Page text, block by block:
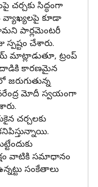
చర్చకు సిద్ధంగా
కూడా
పార్లమెంటరీ
చేశారు.
మాట్లాడుతూ, ట్రంప్
దాడికి కారణమైన
మోదీ స్వయంగా
చర్చలకు
వాటికి సమాధానం
సంకేతాలు